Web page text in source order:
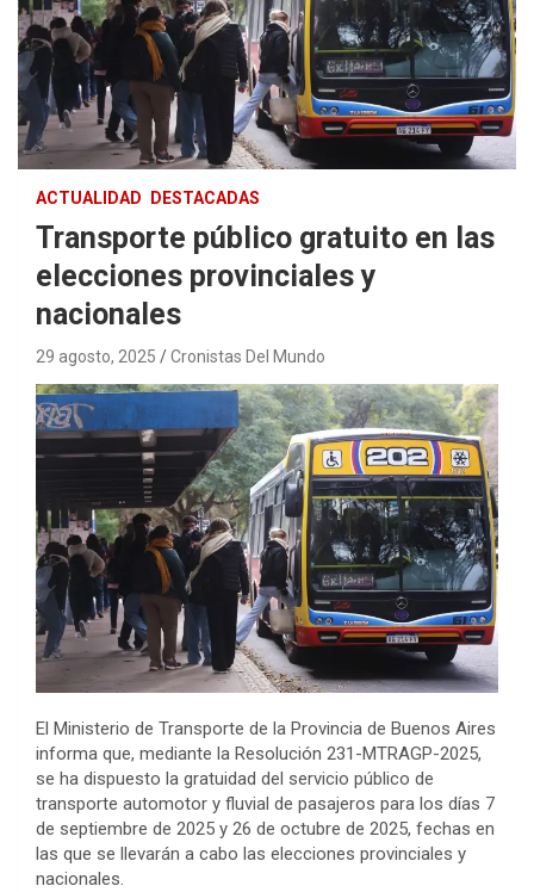
ACTUALIDAD DESTACADAS
Transporte público gratuito en las
elecciones provinciales y
nacionales
29 agosto, 2025 Cronistas Del Mundo
El Ministerio de Transporte de la Provincia de Buenos Aires
informa que, mediante la Resolución 231-MTRAGP-2025,
se ha dispuesto la gratuidad del servicio público de
transporte automotor y fluvial de pasajeros para los días 7
de septiembre de 2025 y 26 de octubre de 2025, fechas en
las que se llevarán a cabo las elecciones provinciales y
nacionales.